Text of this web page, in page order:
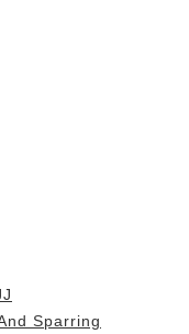
Sparring